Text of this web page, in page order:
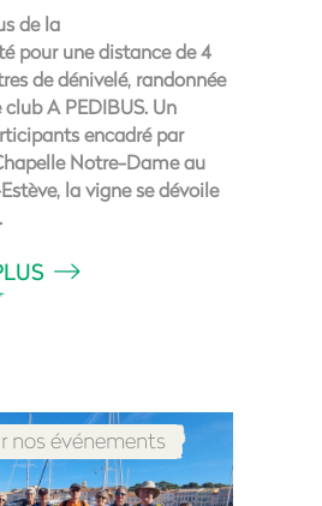
de la
pour une distance de 4
de dénivelé, randonnée
A PEDIBUS. Un
encadré par
Notre-Dame au
la vigne se dévoile
nos événements